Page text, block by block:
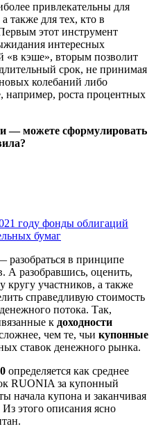
привлекательны для
также для тех, кто в
этот инструмент
интересных
«в кэше», вторым позволит
срок, не принимая
колебаний либо
например, роста процентных
— можете сформулировать
году фонды облигаций
бумаг
в принципе
А разобравшись, оценить,
кругу участников, а также
справедливую стоимость
потока. Так,
к доходности
чем те, чьи купонные
ставок денежного рынка.
определяется как среднее
RUONIA за купонный
начала купона и заканчивая
этого описания ясно